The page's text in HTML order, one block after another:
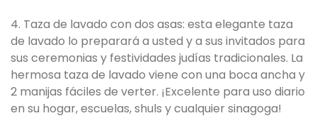
4. Taza de lavado con dos asas: esta elegante taza
de lavado lo preparará a usted y a sus invitados para
sus ceremonias y festividades judías tradicionales. La
hermosa taza de lavado viene con una boca ancha y
2 manijas fáciles de verter. ¡Excelente para uso diario
en su hogar, escuelas, shuls y cualquier sinagoga!